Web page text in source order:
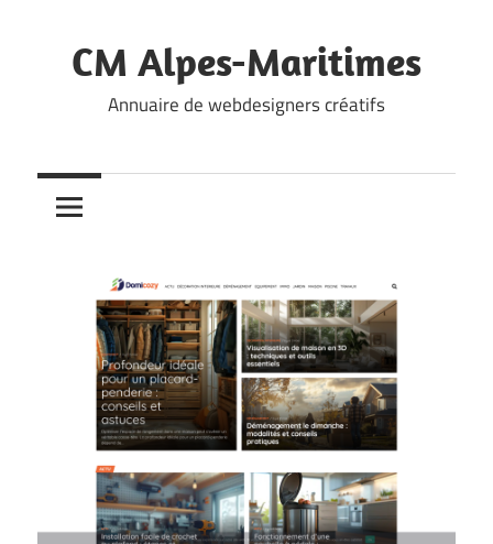
contentCM Alpes-Maritimes
Annuaire de webdesigners créatifs